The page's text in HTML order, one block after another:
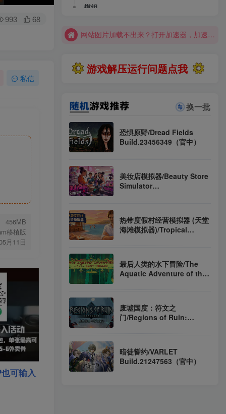
993 68
私信
456MB
移植版
月11日
可输入
模组
求游戏、游戏补档、资源反馈请去网站首页更新征集留言，其他界面响应不及时
全站资源解压密码：sygu.cc
游戏解压运行问题点我
换一批
恐惧原野/Dread Fields
Build.23456349（官中）
美妆店模拟器/Beauty Store
Simulator
热带度假村经营模拟器 (天堂
海滩模拟器)/Tropical
最后人类的水下冒险/The
Aquatic Adventure of the
废墟国度：符文之
门/Regions of Ruin:
暗徒誓约/VARLET
Build.21247563（官中）